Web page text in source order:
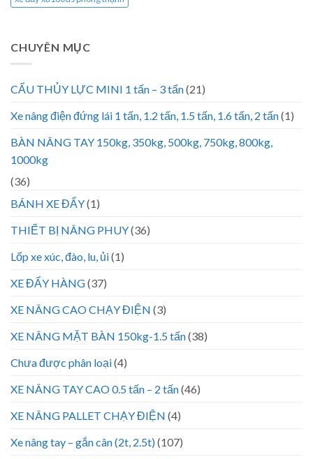
CHUYÊN MỤC
CẨU THỦY LỰC MINI 1 tấn – 3 tấn(21)
Xe nâng điện đứng lái 1 tấn, 1.2 tấn, 1.5 tấn, 1.6 tấn, 2 tấn(1)
BÀN NÂNG TAY 150kg, 350kg, 500kg, 750kg, 800kg,
1000kg
(36)
BÁNH XE ĐẨY(1)
THIẾT BỊ NÂNG PHUY(36)
Lốp xe xúc, đào, lu, ủi(1)
XE ĐẨY HÀNG(37)
XE NÂNG CAO CHẠY ĐIỆN (3)
XE NÂNG MẶT BÀN 150kg-1.5 tấn(38)
Chưa được phân loại(4)
XE NÂNG TAY CAO 0.5 tấn – 2 tấn(46)
XE NÂNG PALLET CHẠY ĐIỆN (4)
Xe nâng tay – gắn cân (2t, 2.5t)(107)